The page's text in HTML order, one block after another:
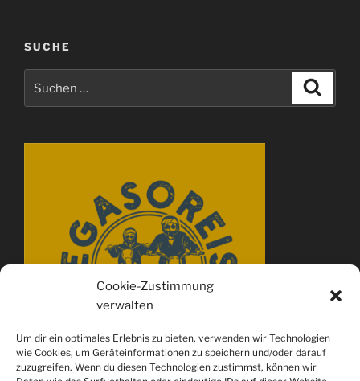
Cookie-Zustimmung
verwalten
Um dir ein optimales Erlebnis zu bieten, verwenden wir Technologien
wie Cookies, um Geräteinformationen zu speichern und/oder darauf
zuzugreifen. Wenn du diesen Technologien zustimmst, können wir
SUCHE